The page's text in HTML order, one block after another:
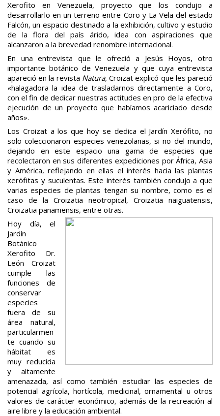
Xerofito en Venezuela, proyecto que los condujo a
desarrollarlo en un terreno entre Coro y La Vela del estado
Falcón, un espacio destinado a la exhibición, cultivo y estudio
de la flora del país árido, idea con aspiraciones que
alcanzaron a la brevedad renombre internacional.
En una entrevista que le ofreció a Jesús Hoyos, otro
importante botánico de Venezuela y que cuya entrevista
apareció en la revista Natura, Croizat explicó que les pareció
«halagadora la idea de trasladarnos directamente a Coro,
con el fin de dedicar nuestras actitudes en pro de la efectiva
ejecución de un proyecto que habíamos acariciado desde
años».
Los Croizat a los que hoy se dedica el Jardín Xerófito, no
solo coleccionaron especies venezolanas, si no del mundo,
dejando en este espacio una gama de especies que
recolectaron en sus diferentes expediciones por África, Asia
y América, reflejando en ellas el interés hacia las plantas
xerófitas y suculentas. Este interés también condujo a que
varias especies de plantas tengan su nombre, como es el
caso de la Croizatia neotropical, Croizatia naiguatensis,
Croizatia panamensis, entre otras.
Hoy día, el
Jardín
Botánico
Xerofito Dr.
León Croizat
cumple las
funciones de
conservar
especies
fuera de su
área natural,
particularmen
te cuando su
hábitat es
muy reducida
y altamente
amenazada, así como también estudiar las especies de
potencial agrícola, hortícola, medicinal, ornamental u otros
valores de carácter económico, además de la recreación al
aire libre y la educación ambiental.